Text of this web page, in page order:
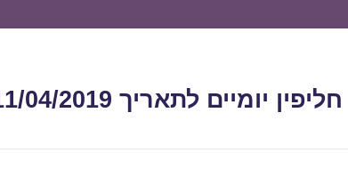
יומיים לתאריך 11/04/2019